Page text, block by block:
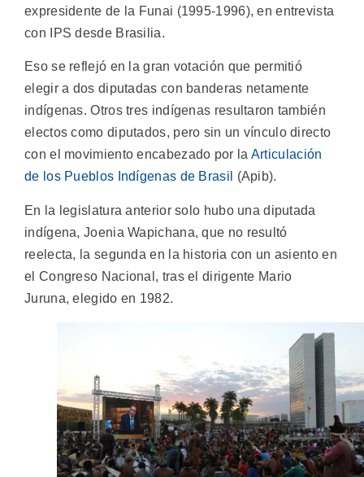
expresidente de la Funai (1995-1996), en entrevista
con IPS desde Brasilia.
Eso se reflejó en la gran votación que permitió
elegir a dos diputadas con banderas netamente
indígenas. Otros tres indígenas resultaron también
electos como diputados, pero sin un vínculo directo
con el movimiento encabezado por la Articulación
de los Pueblos Indígenas de Brasil
(Apib).
En la legislatura anterior solo hubo una diputada
indígena, Joenia Wapichana, que no resultó
reelecta, la segunda en la historia con un asiento en
el Congreso Nacional, tras el dirigente Mario
Juruna, elegido en 1982.